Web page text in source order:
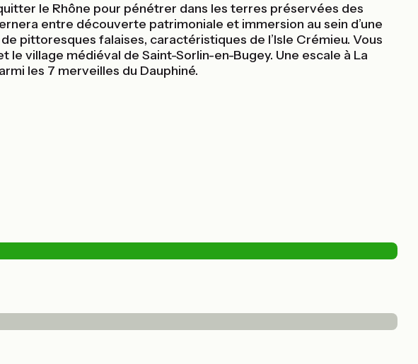
le Rhône pour pénétrer dans les terres préservées des
entre découverte patrimoniale et immersion au sein d’une
pittoresques falaises, caractéristiques de l’Isle Crémieu. Vous
village médiéval de Saint-Sorlin-en-Bugey. Une escale à La
les 7 merveilles du Dauphiné.